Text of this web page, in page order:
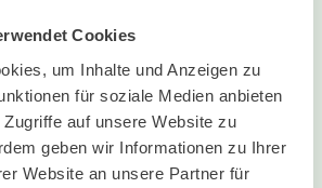
Cookies
um Inhalte und Anzeigen zu
für soziale Medien anbieten
auf unsere Website zu
geben wir Informationen zu Ihrer
Website an unsere Partner für
testen